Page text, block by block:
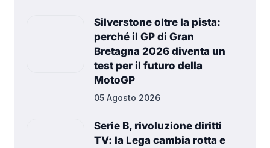
Silverstone oltre la pista:
perché il GP di Gran
Bretagna 2026 diventa un
test per il futuro della
MotoGP
05 Agosto 2026
Serie B, rivoluzione diritti
TV: la Lega cambia rotta e